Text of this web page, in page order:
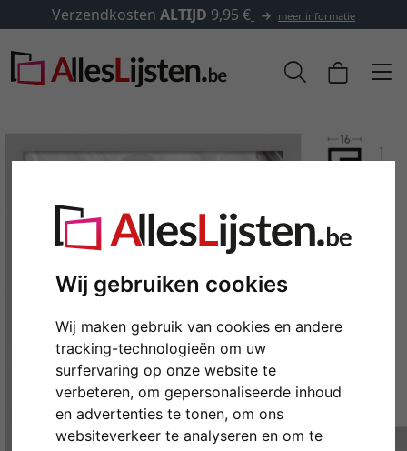
Wij gebruiken cookies
Wij maken gebruik van cookies en andere
tracking-technologieën om uw
surfervaring op onze website te
verbeteren, om gepersonaliseerde inhoud
en advertenties te tonen, om ons
websiteverkeer te analyseren en om te
✓ 500.000 artikelen om uit te kiezen
Terug